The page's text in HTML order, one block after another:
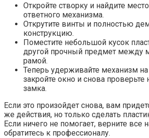
Откройте створку и найдите
ответного механизма.
Открутите винты и полностью
конструкцию.
Поместите небольшой кусок
другой прочный предмет между
рамой.
Теперь удерживайте механизм на
закройте окно и снова проверьте
замка.
Если это произойдет снова, вам
же действия, но только сделать
Если ничего не помогает, верните все
обратитесь к профессионалу.